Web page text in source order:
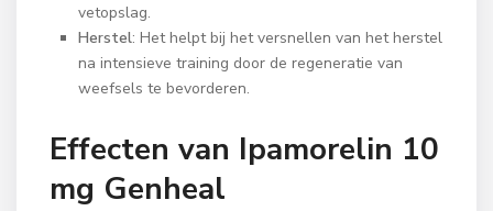
vetopslag.
Herstel: Het helpt bij het versnellen van het herstel
na intensieve training door de regeneratie van
weefsels te bevorderen.
Effecten van Ipamorelin 10
mg Genheal